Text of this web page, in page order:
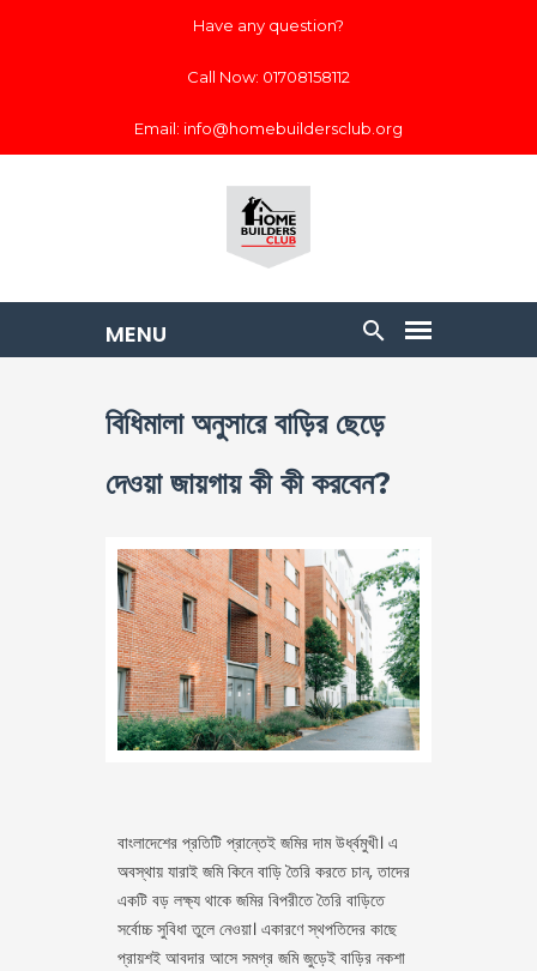
Have any question?
Call Now: 01708158112
Email: info@homebuildersclub.org
বিধিমালা অনুসারে বাড়ির ছেড়ে
দেওয়া জায়গায় কী কী করবেন?
বাংলাদেশের প্রতিটি প্রান্তেই জমির দাম উর্ধ্বমুখী। এ
অবস্থায় যারাই জমি কিনে বাড়ি তৈরি করতে চান, তাদের
একটি বড় লক্ষ্য থাকে জমির বিপরীতে তৈরি বাড়িতে
সর্বোচ্চ সুবিধা তুলে নেওয়া। একারণে স্থপতিদের কাছে
প্রায়শই আবদার আসে সমগ্র জমি জুড়েই বাড়ির নকশা